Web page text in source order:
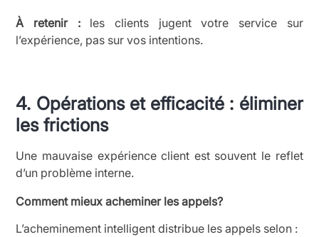
À retenir :les clients jugent votre service sur
l’expérience, pas sur vos intentions.
4. Opérations et efficacité : éliminer
les frictions
Une mauvaise expérience client est souvent le reflet
d’un problème interne.
Comment mieux acheminer les appels?
L’acheminement intelligent distribue les appels selon :